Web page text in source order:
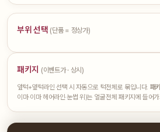
부위 선택 (단품 = 정상가)
패키지 (이벤트가 · 상시)
앞턱+옆턱라인 선택 시 자동으로 턱전체로 묶입니다. 패
이마·이마 헤어라인·눈썹 위)는 얼굴전체 패키지에 들어